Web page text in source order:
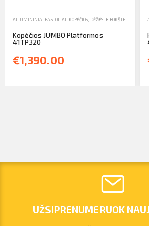
ALIUMININIAI PASTOLIAI, KOPĖČIOS, DĖŽĖS IR BOKŠTELIAI
Kopėčios JUMBO Platformos
41TP320
€1,390.00
UŽSIPRENUMERUOK